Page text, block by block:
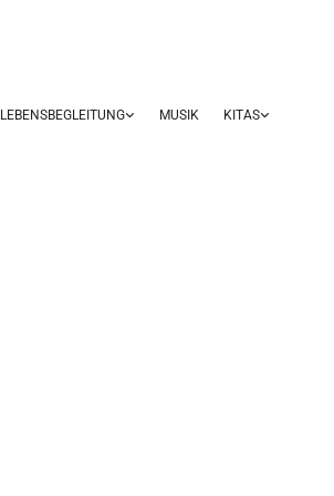
LEBENSBEGLEITUNG MUSIK KITAS